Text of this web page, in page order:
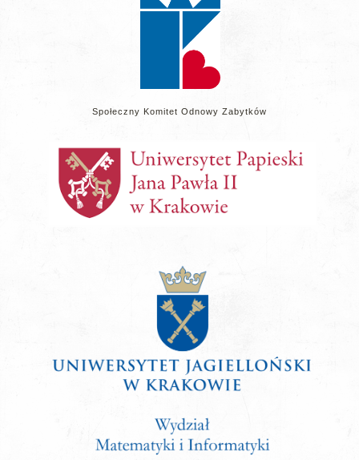
Społeczny Komitet Odnowy Zabytków